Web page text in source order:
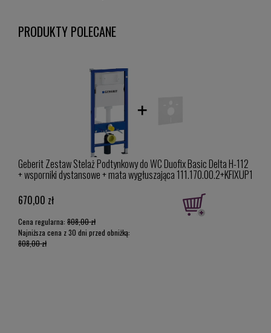
PRODUKTY POLECANE
Geberit Zestaw Stelaż Podtynkowy do WC Duofix Basic Delta H-112
+ wsporniki dystansowe + mata wygłuszająca 111.170.00.2+KFIXUP1
670,00 zł
Cena regularna: 808,00 zł
Najniższa cena z 30 dni przed obniżką:
808,00 zł